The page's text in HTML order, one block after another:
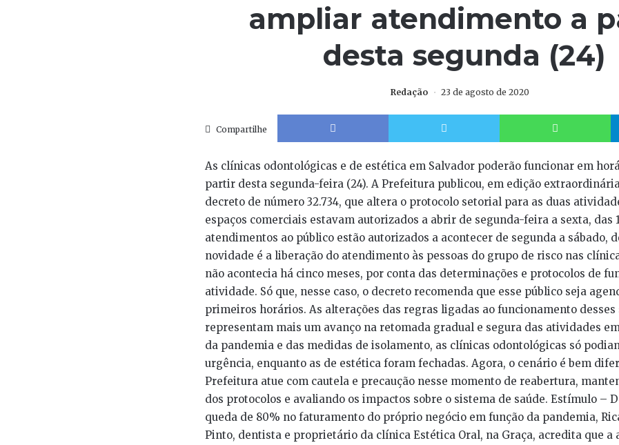
ampliar atendimento a
desta segunda (24)
Redação 23 de agosto de 2020
Compartilhe
Facebook Twitter
As clínicas odontológicas e de estética em Salvador poderão funcionar em
partir desta segunda-feira (24). A Prefeitura publicou, em edição
decreto de número 32.734, que altera o protocolo setorial para as duas
espaços comerciais estavam autorizados a abrir de segunda-feira a sexta, das
atendimentos ao público estão autorizados a acontecer de segunda a sábado,
novidade é a liberação do atendimento às pessoas do grupo de risco nas
não acontecia há cinco meses, por conta das determinações e protocolos de
atividade. Só que, nesse caso, o decreto recomenda que esse público seja
primeiros horários. As alterações das regras ligadas ao funcionamento desses
representam mais um avanço na retomada gradual e segura das atividades
da pandemia e das medidas de isolamento, as clínicas odontológicas só
urgência, enquanto as de estética foram fechadas. Agora, o cenário é bem
Prefeitura atue com cautela e precaução nesse momento de reabertura,
dos protocolos e avaliando os impactos sobre o sistema de saúde. Estímulo –
queda de 80% no faturamento do próprio negócio em função da pandemia,
Pinto, dentista e proprietário da clínica Estética Oral, na Graça, acredita que a